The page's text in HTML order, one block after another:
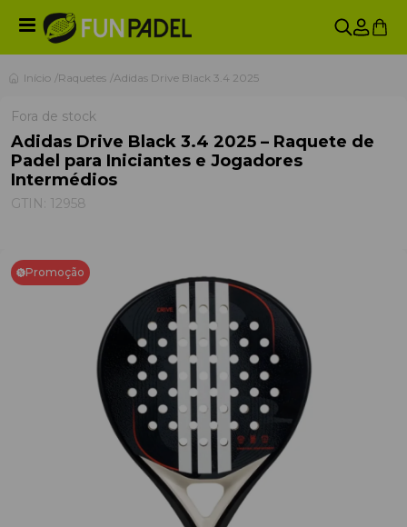
Início Raquetes Adidas Drive Black 3.4 2025
Fora de stock
Adidas Drive Black 3.4 2025 – Raquete de
Padel para Iniciantes e Jogadores
Intermédios
GTIN: 12958
Promoção